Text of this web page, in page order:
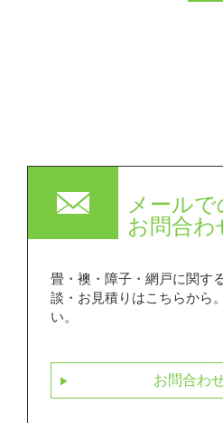
mail
メールで
お問合わ
畳・襖・障子・網戸に関す
談・お見積りはこちらから
い。
next お問合わ